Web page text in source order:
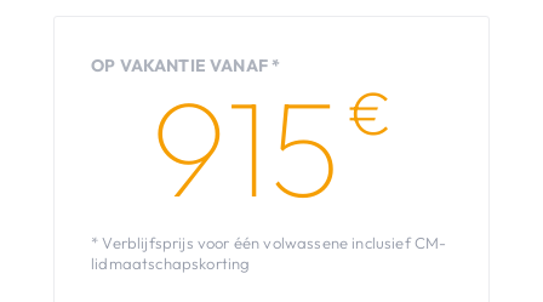
OP VAKANTIE VANAF *
915 €
* Verblijfsprijs voor één volwassene inclusief CM-
lidmaatschapskorting